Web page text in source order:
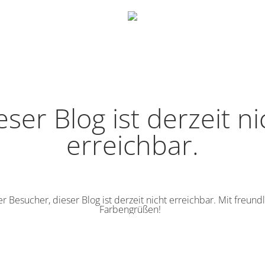
Blog ist derzeit
erreichbar.
Besucher, dieser Blog ist derzeit nicht erreichbar. Mit
Farbengrüßen!